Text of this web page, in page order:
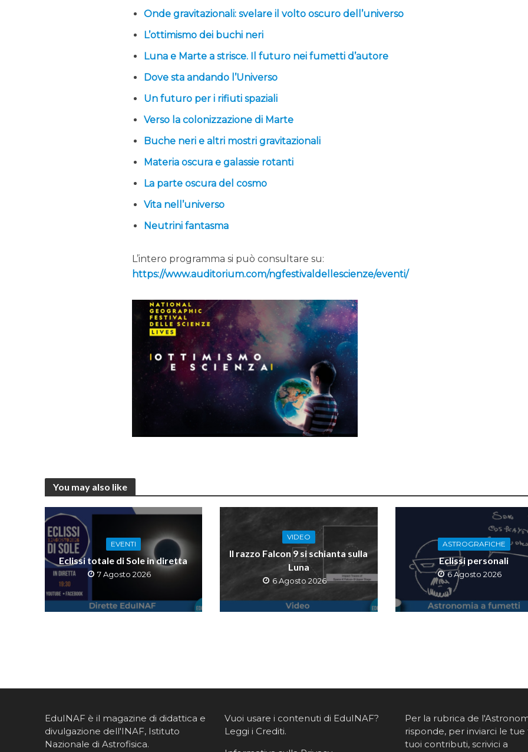
Onde gravitazionali: svelare il volto oscuro dell’universo
L’ottimismo dei buchi neri
Luna e Marte a strisce. Il futuro nei fumetti d’autore
Dove sta andando l’Universo
Un futuro per i rifiuti spaziali
Verso la colonizzazione di Marte
Buche neri e altri mostri gravitazionali
Materia oscura e galassie rotanti
La parte oscura del cosmo
Vita nell’universo
Neutrini fantasma
L’intero programma si può consultare su:
https://www.auditorium.com/ngfestivaldellescienze/eventi/
You may also like
EVENTI
Eclissi totale di Sole in diretta
7 Agosto 2026
VIDEO
Il razzo Falcon 9 si schianta sulla
Luna
6 Agosto 2026
ASTROGRAFICHE
Eclissi personali
6 Agosto 2026
EduINAF è il magazine di didattica e
divulgazione dell'INAF, Istituto
Nazionale di Astrofisica.
Vuoi usare i contenuti di EduINAF?
Leggi i Crediti.
Per la rubrica de
risponde, per inviarci le tue
tuoi contributi, scrivici a